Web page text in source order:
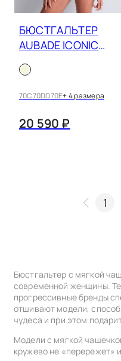
БЮСТГАЛЬТЕР
AUBADE ICONIC
70C70DD70E+ 4 размера
20 590 ₽
1
Бюстгальтер с мягкой
современной женщины.
прогрессивные бренды
отшивают модели,
чудеса и при этом
Модели с мягкой
кружево не «перережет»